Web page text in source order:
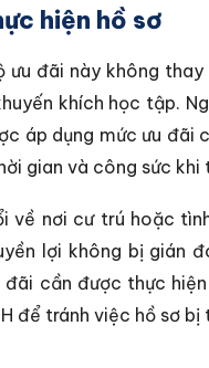
hiện hồ sơ
ưu đãi này không
khích học tập.
áp dụng mức ưu đãi
gian và công sức khi
về nơi cư trú hoặc
lợi không bị gián
đãi cần được thực
để tránh việc hồ sơ bị